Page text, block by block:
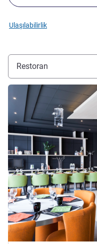
Ulaşılabilirlik
Restoran
Ayrıntıları göster